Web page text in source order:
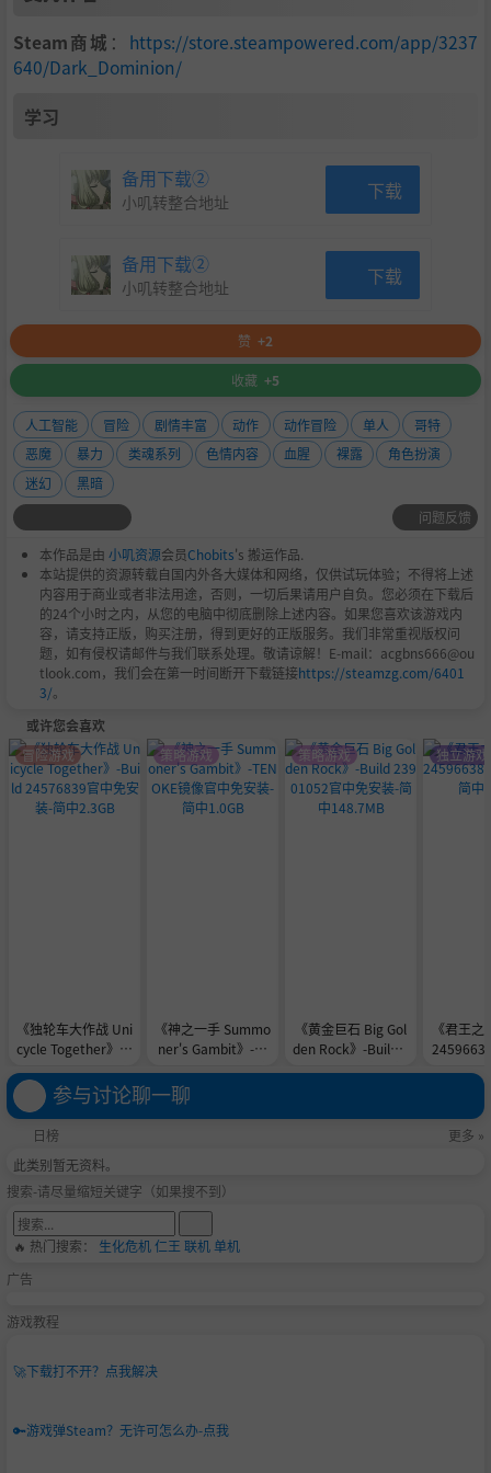
Steam商城 ： https://store.steampowered.com/app/3237
640/Dark_Dominion/
学习
备用下载②
小叽转整合地址 下载
备用下载②
小叽转整合地址 下载
赞 +2
收藏 +5
人工智能 冒险 剧情丰富 动作 动作冒险 单人
哥特
恶魔
暴力 类魂系列 色情内容 血腥 裸露
角色扮演
迷幻
黑暗
问题反馈
本作品是由 小叽资源会员Chobits's 搬运作品.
本站提供的资源转载自国内外各大媒体和网络，仅供试玩体验；不得将上述
内容用于商业或者非法用途，否则，一切后果请用户自负。您必须在下载后
的24个小时之内，从您的电脑中彻底删除上述内容。如果您喜欢该游戏内
容，请支持正版，购买注册，得到更好的正版服务。我们非常重视版权问
题，如有侵权请邮件与我们联系处理。敬请谅解！E-mail：acgbns666@ou
tlook.com，我们会在第一时间断开下载链接https://steamzg.com/6401
3/。
或许您会喜欢
《独轮车大作战 Uni
cycle Together》-B
免安装-简中2.3GB
冒险游戏
《神之一手 Summo
ner's Gambit》-TE
装-简中1.0GB
策略游戏
《黄金巨石 Big Gol
den Rock》-Build 2
策略游戏
《君王
独立游戏
参与讨论聊一聊
日榜
更多 »
此类别暂无资料。
搜索-请尽量缩短关键字（如果搜不到）
🔥 热门搜索： 生化危机仁王 联机单机
广告
游戏教程
🚀下载打不开？点我解决
🔑游戏弹Steam？无许可怎么办-点我